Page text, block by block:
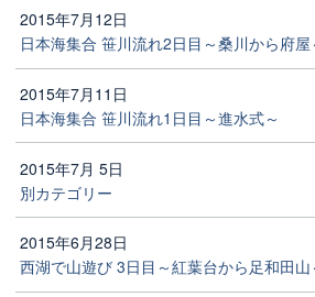
2015年7月12日
日本海集合 笹川流れ2日目～桑川から府屋
2015年7月11日
日本海集合 笹川流れ1日目～進水式～
2015年7月 5日
別カテゴリー
2015年6月28日
西湖で山遊び 3日目～紅葉台から足和田山